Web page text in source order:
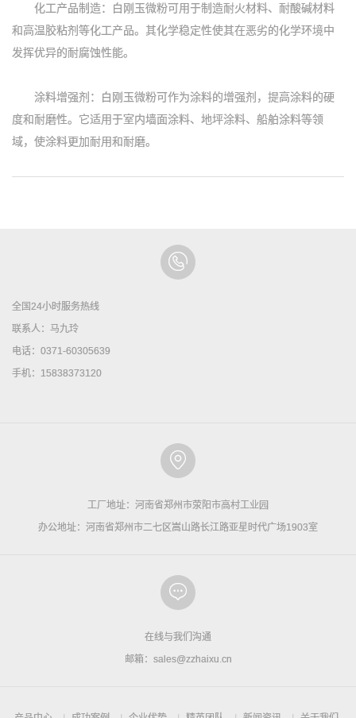
化工产品制造：白刚玉微粉可用于制造耐火材料、耐酸碱材料
和高温胶粘剂等化工产品。其化学稳定性使其在恶劣的化学环境中
发挥优异的耐腐蚀性能。
涂料增强剂：白刚玉微粉可作为涂料的增强剂，提高涂料的硬
度和耐磨性。它适用于室内墙面涂料、地坪涂料、船舶涂料等领
域，使涂料更加耐用和耐磨。
全国24小时服务热线
联系人：马九玲
电话：0371-60305639
手机：15838373120
工厂地址：河南省郑州市荥阳市高村工业园
办公地址：河南省郑州市二七区嵩山路长江路亚星时代广场1903室
在线与我们沟通
邮箱：sales@zzhaixu.cn